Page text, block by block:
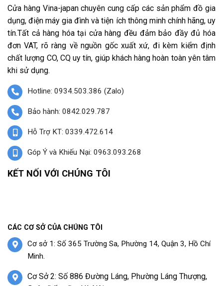
Cửa hàng Vina-japan chuyên cung cấp các sản phẩm đồ gia
dụng, điện máy gia đình và tiện ích thông minh chính hãng, uy
tín.Tất cả hàng hóa tại cửa hàng đều đảm bảo đầy đủ hóa
đơn VAT, rõ ràng về nguồn gốc xuất xứ, đi kèm kiểm định
chất lượng CO, CQ uy tín, giúp khách hàng hoàn toàn yên tâm
khi sử dụng.
Hotline: 0934.503.386 (Zalo)
Bảo hành: 0842.029.787
Hỗ Trợ KT: 0339.472.614
Góp Ý và Khiếu Nại: 0963.093.268
KẾT NỐI VỚI CHÚNG TÔI
CÁC CƠ SỞ CỦA CHÚNG TÔI
Cơ sở 1: Số 365 Trường Sa, Phường 14, Quận 3, Hồ Chí
Minh.
Cơ Sở 2: Số 886 Đường Láng, Phường Láng Thượng,